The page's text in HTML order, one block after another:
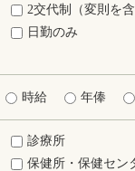
2交代制（変則を含
日勤のみ
時給 年俸
診療所
保健所・保健セン